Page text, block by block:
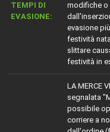
TEMPI DI
EVASIONE:
modifiche o
evasione
festività
slittare
festività in
LA MERCE
segnalata
possibile
corriere a